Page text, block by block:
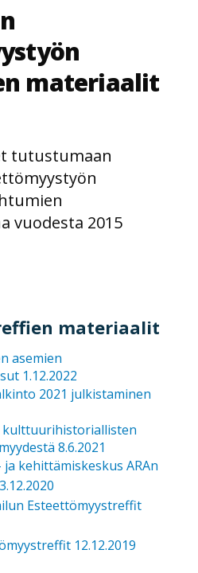
materiaalit
tutustumaan
vuodesta 2015
materiaalit
asemien
1.12.2022
2021 julkistaminen
8.6.2021
kehittämiskeskus ARAn
Esteettömyystreffit
12.12.2019